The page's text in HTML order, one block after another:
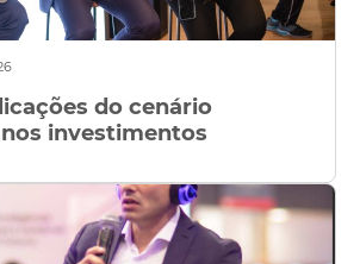
do cenário
investimentos